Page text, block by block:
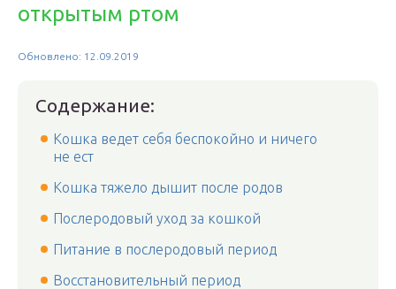
открытым ртом
Обновлено: 12.09.2019
Содержание:
Кошка ведет себя беспокойно и ничего
не ест
Кошка тяжело дышит после родов
Послеродовый уход за кошкой
Питание в послеродовый период
Восстановительный период